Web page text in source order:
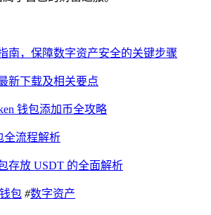
南，保障数字资产安全的关键步骤
新下载及相关要点
钱包添加币全攻略
全流程解析
存放 USDT 的全面解析
包 #数字资产